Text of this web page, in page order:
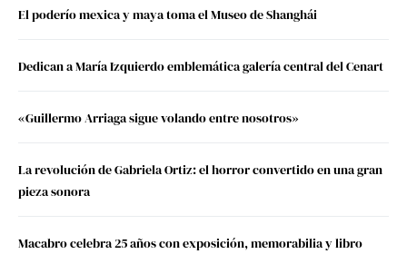
El poderío mexica y maya toma el Museo de Shanghái
Dedican a María Izquierdo emblemática galería central del Cenart
«Guillermo Arriaga sigue volando entre nosotros»
La revolución de Gabriela Ortiz: el horror convertido en una gran
pieza sonora
Macabro celebra 25 años con exposición, memorabilia y libro